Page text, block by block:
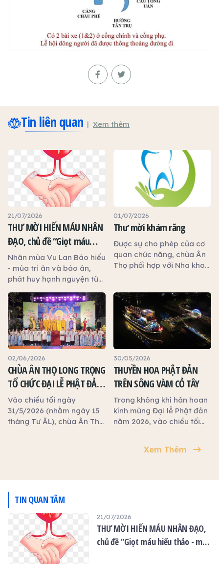
Tin liên quan Xem thêm
21/07/2026
THƯ MỜI HIẾN MÁU NHÂN
ĐẠO, chủ đề “Giọt máu
hiếu thảo - mùa Vu lan”
Nhân mùa Vu Lan Báo hiếu
- mùa tri ân và báo ân,
phát huy hạnh nguyện từ
Giáo hội Phật giáo Việt
Nam tỉnh Tây Ninh, Hội Chữ
thập đỏ tỉnh Tây Ninh và
chùa Ân Thọ phối hợp với
Bệnh viện Chợ Rẫy
(TP.HCM) tổ chức chương
trình Hiến máu nhân đạo.
Kính mời quý Phật tử và
quý thiện tín cùng phát
tâm tham gia, trao tặng
những giọt máu hiếu thảo,
góp phần cứu người, lan
01/07/2026
Thư mời khám răng
Được sự cho phép của cơ
quan chức năng, chùa Ân
Thọ phối hợp với Nha khoa
chăm sóc sức khỏe răng
miệng miễn phí nhằm góp
phần chăm sóc sức khỏe
cộng đồng.
02/06/2026
CHÙA ÂN THỌ LONG TRỌNG
TỔ CHỨC ĐẠI LỄ PHẬT ĐẢN
NĂM 2026
Vào chiều tối ngày
31/5/2026 (nhằm ngày 15
tháng Tư ÂL), chùa Ân Thọ
30/05/2026
THUYỀN HOA PHẬT ĐẢN
TRÊN SÔNG VÀM CỎ TÂY
Trong không khí hân hoan
kính mừng Đại lễ Phật đản
năm 2026, vào chiều tối
chương trình Thuyền hoa
Cỏ Tây, thuộc phường
Long An, tỉnh Tây Ninh.
Đêm cuối là 15 tháng Tư
Xem Thêm
TIN QUAN TÂM
21/07/2026
THƯ MỜI HIẾN MÁU NHÂN ĐẠO,
chủ đề “Giọt máu hiếu thảo - mùa